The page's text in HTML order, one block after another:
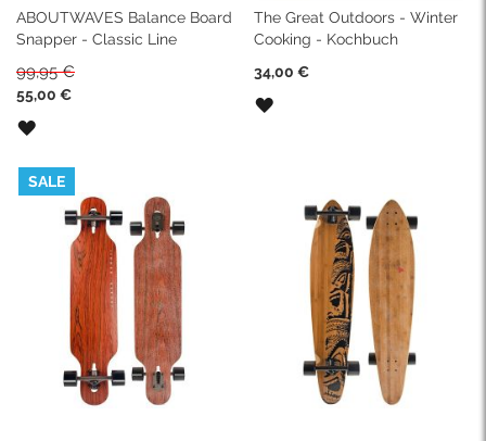
ABOUTWAVES Balance Board
Snapper - Classic Line
99,95 €
ab
55,00 €
ZUR
HINZUFÜGEN
The Great Outdoors - Winter
Cooking - Kochbuch
34,00 €
ZUR
SALE